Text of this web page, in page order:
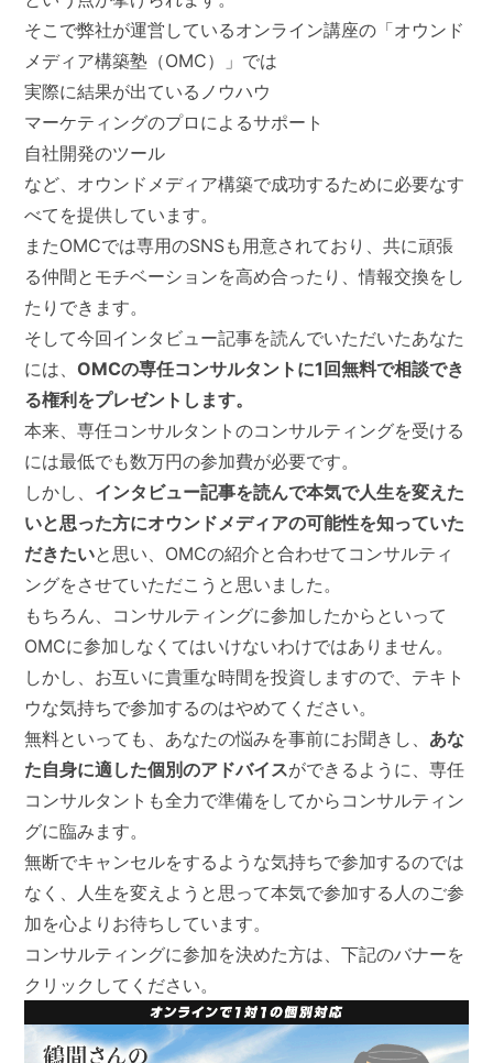
そこで弊社が運営しているオンライン講座の「オウンド
メディア構築塾（OMC）」では
実際に結果が出ているノウハウ
マーケティングのプロによるサポート
自社開発のツール
など、オウンドメディア構築で成功するために必要なす
べてを提供しています。
またOMCでは専用のSNSも用意されており、共に頑張
る仲間とモチベーションを高め合ったり、情報交換をし
たりできます。
そして今回インタビュー記事を読んでいただいたあなた
には、OMCの専任コンサルタントに1回無料で相談でき
る権利をプレゼントします。
本来、専任コンサルタントのコンサルティングを受ける
には最低でも数万円の参加費が必要です。
しかし、 インタビュー記事を読んで本気で人生を変えた
いと思った方にオウンドメディアの可能性を知っていた
だきたいと思い、OMCの紹介と合わせてコンサルティ
ングをさせていただこうと思いました。
もちろん、コンサルティングに参加したからといって
OMCに参加しなくてはいけないわけではありません。
しかし、お互いに貴重な時間を投資しますので、テキト
ウな気持ちで参加するのはやめてください。
無料といっても、あなたの悩みを事前にお聞きし、 あな
た自身に適した個別のアドバイスができるように、専任
コンサルタントも全力で準備をしてからコンサルティン
グに臨みます。
無断でキャンセルをするような気持ちで参加するのでは
なく、人生を変えようと思って本気で参加する人のご参
加を心よりお待ちしています。
コンサルティングに参加を決めた方は、下記のバナーを
クリックしてください。